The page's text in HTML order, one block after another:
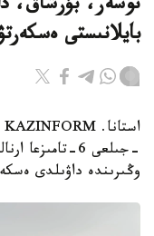
بايلانىستى
وڭىرىندە داۋىلدى